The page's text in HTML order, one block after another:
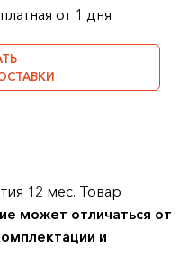
от 1 дня
12 мес. Товар
может отличаться от
и